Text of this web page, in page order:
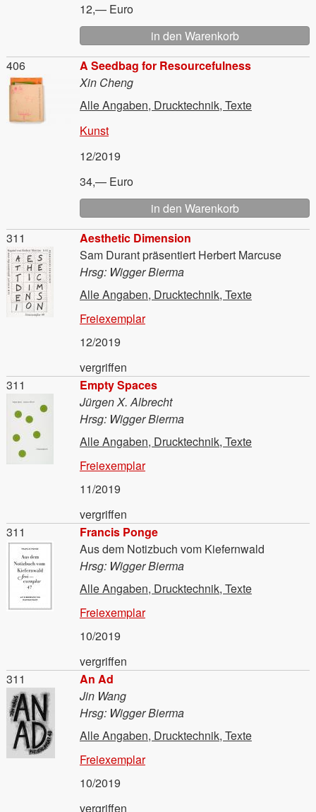
12,— Euro
A Seedbag for Resourcefulness
Material
406
Xin Cheng
Alle Angaben, Drucktechnik, Texte
Kunst
12/2019
34,— Euro
Aesthetic Dimension
Sam Durant präsentiert Herbert Marcuse
Material
311
Hrsg: Wigger Bierma
Alle Angaben, Drucktechnik, Texte
Freiexemplar
12/2019
vergriffen
Empty Spaces
Material
311
Jürgen X. Albrecht
Hrsg: Wigger Bierma
Alle Angaben, Drucktechnik, Texte
Freiexemplar
11/2019
vergriffen
Francis Ponge
Aus dem Notizbuch vom Kiefernwald
Material
311
Hrsg: Wigger Bierma
Alle Angaben, Drucktechnik, Texte
Freiexemplar
10/2019
vergriffen
An Ad
Material
311
Jin Wang
Hrsg: Wigger Bierma
Alle Angaben, Drucktechnik, Texte
Freiexemplar
10/2019
vergriffen